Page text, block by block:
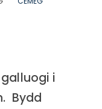
i
Bydd